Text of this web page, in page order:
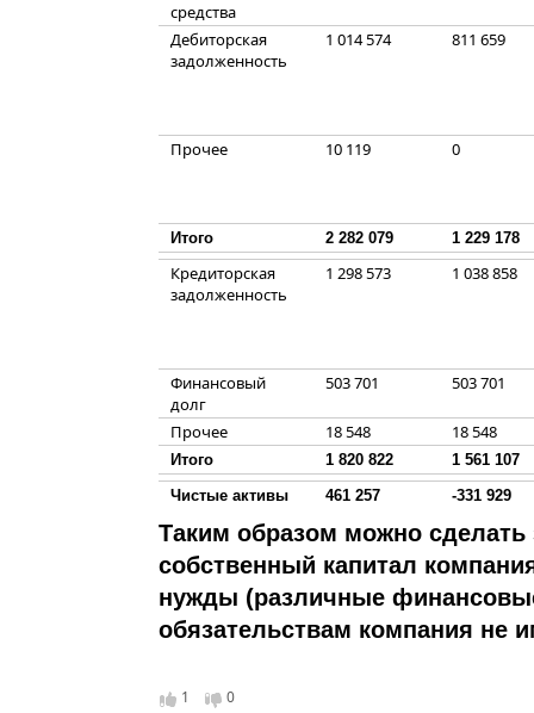
средства
Дебиторская
задолженность
1 014 574 811 659
Прочее 10 119 0
Итого 2 282 079 1 229 178
Кредиторская
задолженность
1 298 573 1 038 858
Финансовый
долг
503 701 503 701
Прочее 18 548 18 548
Итого 1 820 822
1 561 107
Чистые активы
461 257 -331 929
Таким образом можно
собственный капитал
нужды (различные
обязательствам компания не
1 0